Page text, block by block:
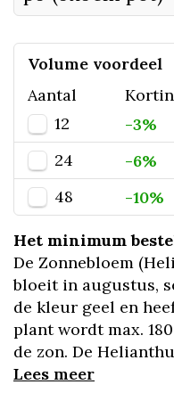
Volume voordeel
Aantal
12
-3%
24
-6%
48
-10%
Het minimum
De Zonnebloem
bloeit in augustus,
de kleur geel en
plant wordt max.
de zon. De
Lees meer